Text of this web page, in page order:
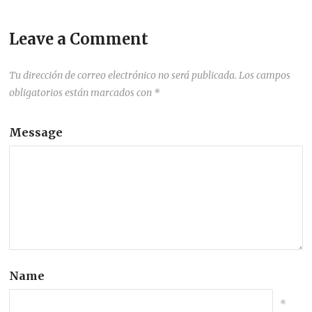
Leave a Comment
Tu dirección de correo electrónico no será publicada. Los campos
obligatorios están marcados con *
Message
Name
*